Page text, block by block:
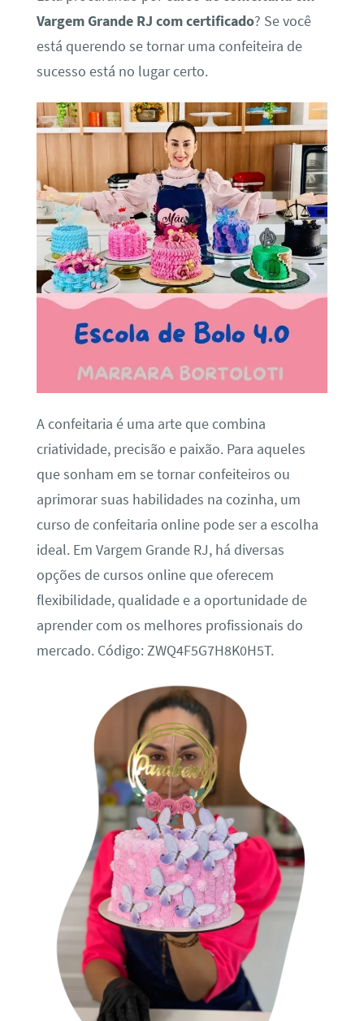
Vargem Grande RJ com certificado? Se você
está querendo se tornar uma confeiteira de
sucesso está no lugar certo.
A confeitaria é uma arte que combina
criatividade, precisão e paixão. Para aqueles
que sonham em se tornar confeiteiros ou
aprimorar suas habilidades na cozinha, um
curso de confeitaria online pode ser a escolha
ideal. Em Vargem Grande RJ, há diversas
opções de cursos online que oferecem
flexibilidade, qualidade e a oportunidade de
aprender com os melhores profissionais do
mercado. Código: ZWQ4F5G7H8K0H5T.